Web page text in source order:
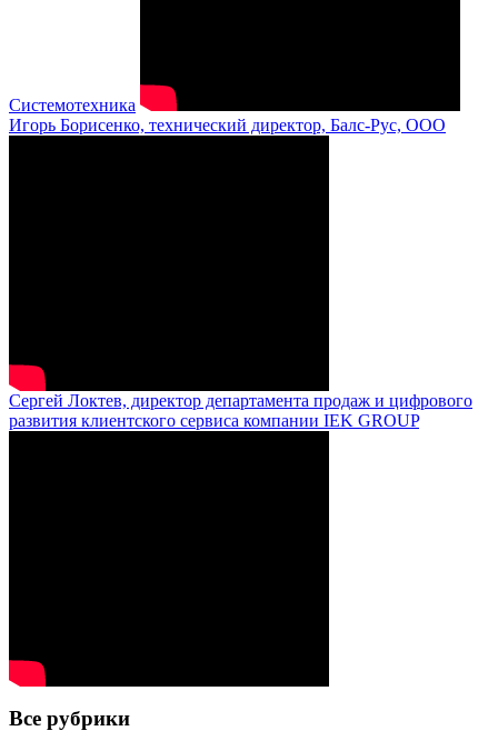
Системотехника
Игорь Борисенко, технический директор, Балс-Рус, ООО
Сергей Локтев, директор департамента продаж и цифрового
развития клиентского сервиса компании IEK GROUP
Все рубрики